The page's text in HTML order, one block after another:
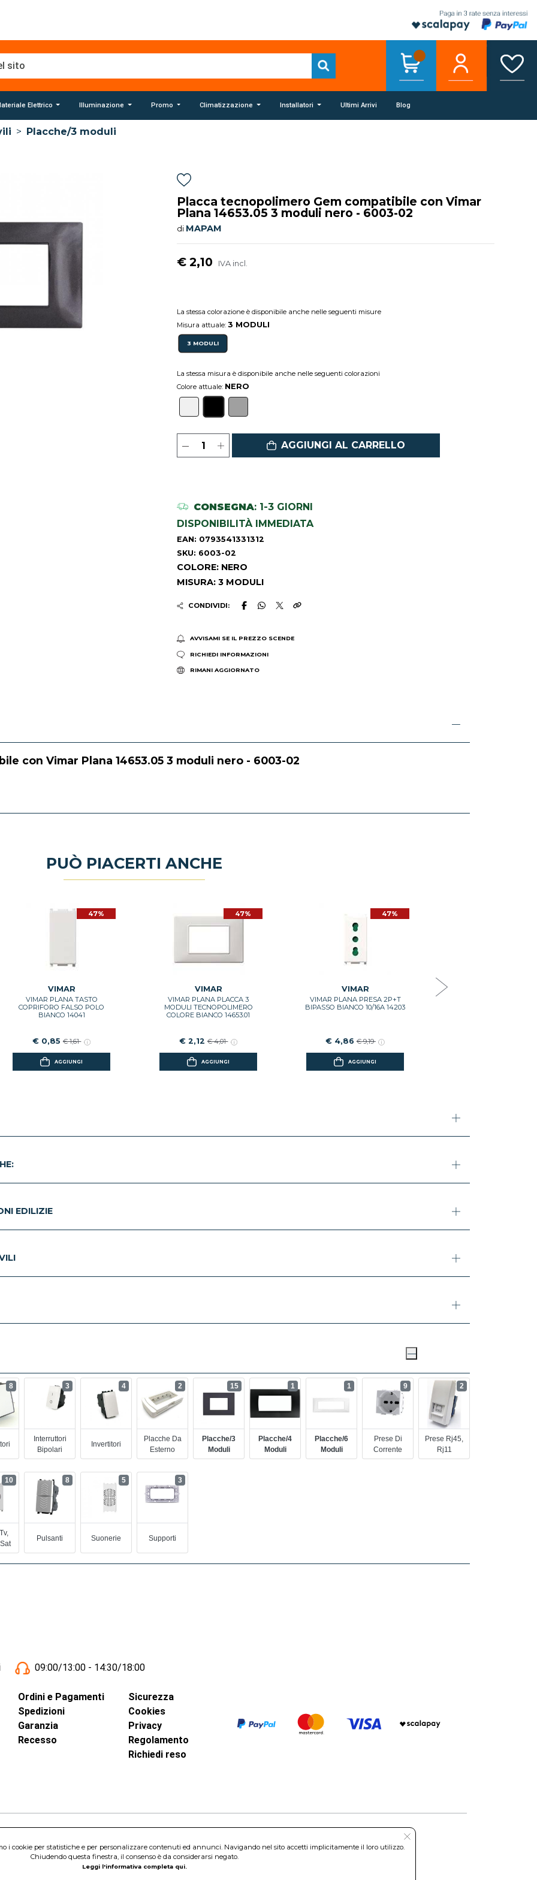
Elettrico Illuminazione Promo Climatizzazione Installatori Ultimi Arrivi Blog
> Placche/3 moduli
Placca tecnopolimero Gem compatibile con Vimar
Plana 14653.05 3 moduli nero - 6003-02
di MAPAM
€ 2,10 IVA incl.
La stessa colorazione è disponibile anche nelle seguenti misure
Misura attuale: 3 MODULI
3 MODULI
La stessa misura è disponibile anche nelle seguenti colorazioni
Colore attuale: NERO
AGGIUNGI AL CARRELLO
CONSEGNA: 1-3 GIORNI
DISPONIBILITÀ IMMEDIATA
EAN: 0793541331312
SKU: 6003-02
COLORE: NERO
MISURA: 3 MODULI
CONDIVIDI:
AVVISAMI SE IL PREZZO SCENDE
RICHIEDI INFORMAZIONI
RIMANI AGGIORNATO
con Vimar Plana 14653.05 3 moduli nero - 6003-02
PUÒ PIACERTI ANCHE
47%
VIMAR
VIMAR PLANA TASTO
COPRIFORO FALSO POLO
BIANCO 14041
€ 0,85 € 1,61
AGGIUNGI
47%
VIMAR
VIMAR PLANA PLACCA 3
MODULI TECNOPOLIMERO
COLORE BIANCO 14653.01
€ 2,12 € 4,01
AGGIUNGI
47%
VIMAR
VIMAR PLANA PRESA 2P+T
BIPASSO BIANCO 10/16A 14203
€ 4,86 € 9,19
AGGIUNGI
EDILIZIE
8
Interruttori
Bipolari
3
Invertitori
4
Placche Da
Esterno
2
Placche/3
Moduli
15
Placche/4
Moduli
1
Placche/6
Moduli
1
Prese Di
Corrente
9
Prese Rj45,
Rj11
2
10
Pulsanti
8
Suonerie
5
Supporti
3
09:00/13:00 - 14:30/18:00
Ordini e Pagamenti
Spedizioni
Garanzia
Recesso
Sicurezza
Cookies
Privacy
Regolamento
Richiedi reso
40 - 00015 Monterotondo Scalo (RM)
Sociale 1.600.000,00 Euro i.v. Iscritto al Registro delle Imprese di Roma REA: RM-535144
Scalo (RM) - Telefono:06.90095358
i cookie per statistiche e per personalizzare contenuti ed annunci. Navigando nel sito accetti implicitamente il loro utilizzo.
Chiudendo questa finestra, il consenso è da considerarsi negato.
Leggi l'informativa completa qui.